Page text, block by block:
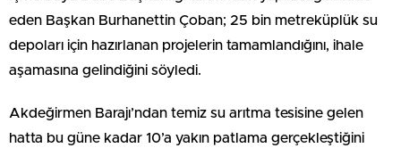
eden Başkan Burhanettin Çoban; 25 bin metreküplük su
depoları için hazırlanan projelerin tamamlandığını, ihale
aşamasına gelindiğini söyledi.
Akdeğirmen Barajı’ndan temiz su arıtma tesisine gelen
hatta bu güne kadar 10’a yakın patlama gerçekleştiğini